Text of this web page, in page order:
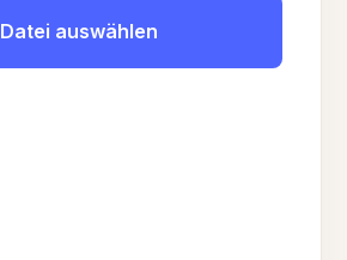
Datei auswählen